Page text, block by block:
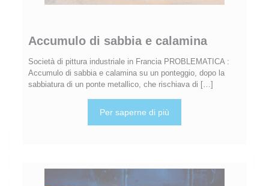
Accumulo di sabbia e calamina
Società di pittura industriale in Francia PROBLEMATICA :
Accumulo di sabbia e calamina su un ponteggio, dopo la
sabbiatura di un ponte metallico, che rischiava di […]
Per saperne di più